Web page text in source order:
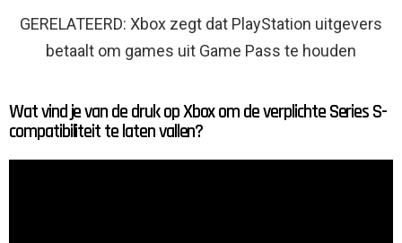
GERELATEERD: Xbox zegt dat PlayStation uitgevers
betaalt om games uit Game Pass te houden
Wat vind je van de druk op Xbox om de verplichte Series S-
compatibiliteit te laten vallen?